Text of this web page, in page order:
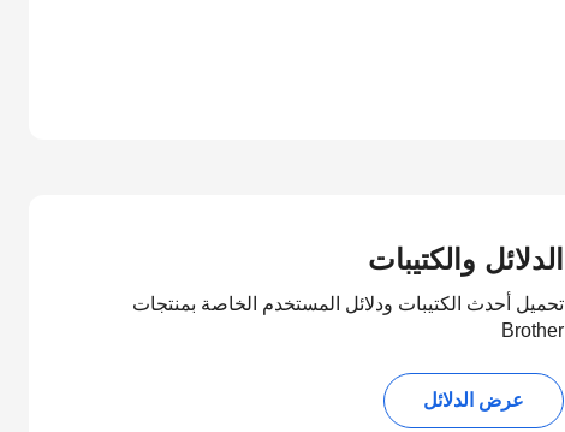
الدلائل والكتيبات
تحميل أحدث الكتيبات ودلائل المستخدم الخاصة بمنتجات
Brother
عرض الدلائل